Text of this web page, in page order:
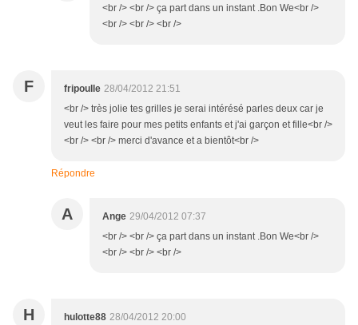
<br /> <br /> ça part dans un instant .Bon We<br />
<br /> <br /> <br />
F fripoulle 28/04/2012 21:51
<br /> très jolie tes grilles je serai intérésé parles deux car je
veut les faire pour mes petits enfants et j'ai garçon et fille<br />
<br /> <br /> merci d'avance et a bientôt<br />
Répondre
A Ange 29/04/2012 07:37
<br /> <br /> ça part dans un instant .Bon We<br />
<br /> <br /> <br />
H hulotte88 28/04/2012 20:00